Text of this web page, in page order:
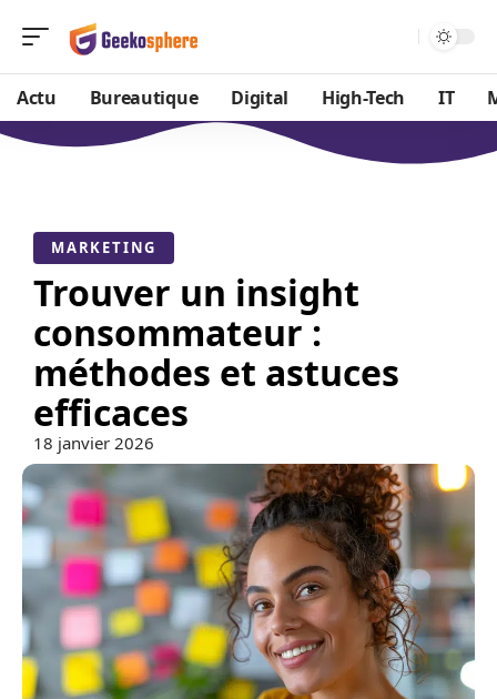
Actu Bureautique Digital High-Tech IT
MARKETING
Trouver un insight
consommateur :
méthodes et astuces
efficaces
18 janvier 2026